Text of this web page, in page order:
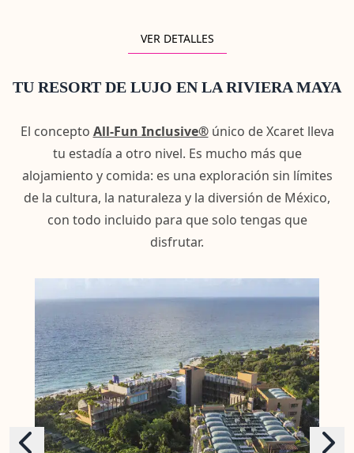
VER DETALLES
TU RESORT DE LUJO EN LA RIVIERA MAYA
El concepto All-Fun Inclusive®único de Xcaret lleva
tu estadía a otro nivel. Es mucho más que
alojamiento y comida: es una exploración sin límites
de la cultura, la naturaleza y la diversión de México,
con todo incluido para que solo tengas que
disfrutar.